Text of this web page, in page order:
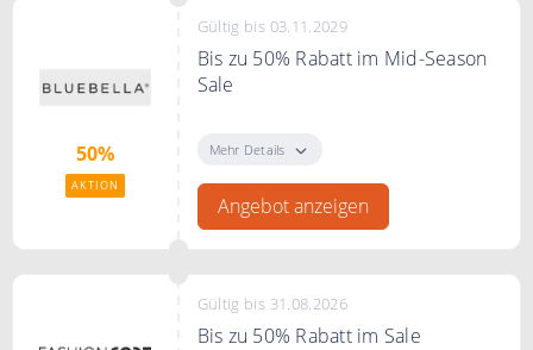
50%
AKTION
Gültig bis 03.11.2029
Bis zu 50% Rabatt im Mid-Season
Sale
auf Dessous, Nachtwäsche und
Mehr Details
Angebot anzeigen
Gültig bis 31.08.2026
Bis zu 50% Rabatt im Sale